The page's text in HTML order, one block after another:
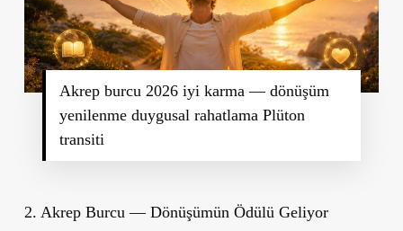
Akrep burcu 2026 iyi karma — dönüşüm
yenilenme duygusal rahatlama Plüton
transiti
2. Akrep Burcu — Dönüşümün Ödülü Geliyor